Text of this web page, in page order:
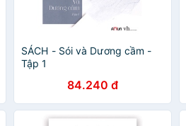
SÁCH - Sói và Dương cầm -
Tập 1
84.240 đ